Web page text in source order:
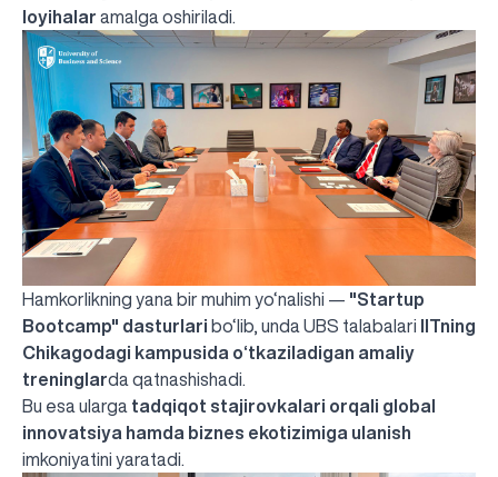
loyihalar amalga oshiriladi.
Hamkorlikning yana bir muhim yo‘nalishi — "Startup
Bootcamp" dasturlari bo‘lib, unda UBS talabalari IITning
Chikagodagi kampusida o‘tkaziladigan amaliy
treninglarda qatnashishadi.
Bu esa ularga tadqiqot stajirovkalari orqali global
innovatsiya hamda biznes ekotizimiga ulanish
imkoniyatini yaratadi.